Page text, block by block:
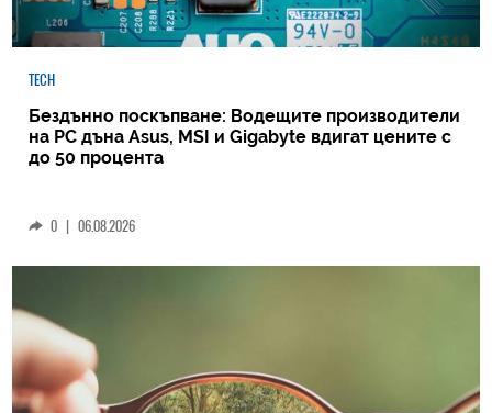
TECH
Бездънно поскъпване: Водещите производители
на РС дъна Asus, MSI и Gigabyte вдигат цените с
до 50 процента
0 | 06.08.2026